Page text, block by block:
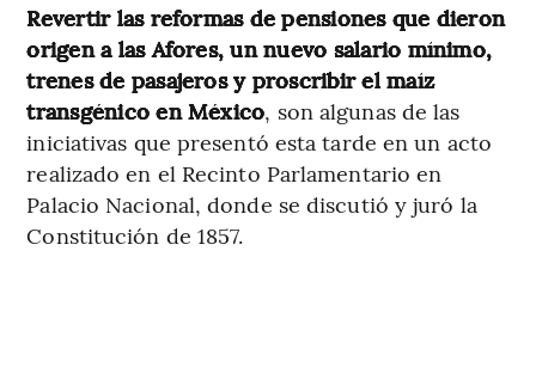
Revertir las reformas de pensiones que dieron
origen a las Afores, un nuevo salario mínimo,
trenes de pasajeros y proscribir el maíz
transgénico en México, son algunas de las
iniciativas que presentó esta tarde en un acto
realizado en el Recinto Parlamentario en
Palacio Nacional, donde se discutió y juró la
Constitución de 1857.